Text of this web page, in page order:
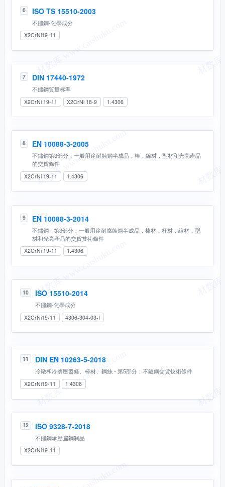
6 ISO TS 15510-2003
不鏽鋼-化學成分
X2CrNi19-11
7 DIN 17440-1972
不鏽鋼質量标準
X2CrNi 19-11 X2CrNi 18-9 1.4306
8 EN 10088-3-2005
不鏽鋼第3部分：一般用途耐蝕鋼半成品，棒，線材，型材和光亮產品
的交貨條件
X2CrNi 19-11 1.4306
9 EN 10088-3-2014
不鏽鋼 - 第3部分：一般用途耐腐蝕鋼半成品，棒材，杆材，線材，型
材和光亮產品的交貨技術條件
X2CrNi 19-11 1.4306
10 ISO 15510-2014
不鏽鋼-化學成分
X2CrNi19-11 4306-304-03-I
11 DIN EN 10263-5-2018
冷镦和冷擠壓盤條、棒材、鋼絲 - 第5部分：不鏽鋼交貨技術條件
X2CrNi19-11 1.4306
12 ISO 9328-7-2018
不鏽鋼承壓扁鋼制品
X2CrNi19-11